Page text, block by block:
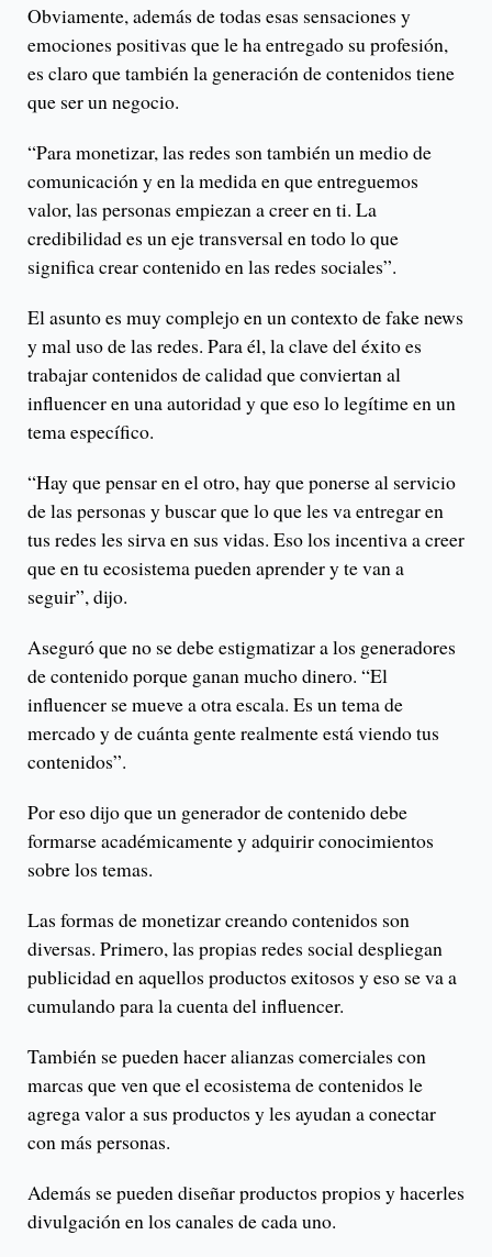
Obviamente, además de todas esas sensaciones y
emociones positivas que le ha entregado su profesión,
es claro que también la generación de contenidos tiene
que ser un negocio.
“Para monetizar, las redes son también un medio de
comunicación y en la medida en que entreguemos
valor, las personas empiezan a creer en ti. La
credibilidad es un eje transversal en todo lo que
significa crear contenido en las redes sociales”.
El asunto es muy complejo en un contexto de fake news
y mal uso de las redes. Para él, la clave del éxito es
trabajar contenidos de calidad que conviertan al
influencer en una autoridad y que eso lo legítime en un
tema específico.
“Hay que pensar en el otro, hay que ponerse al servicio
de las personas y buscar que lo que les va entregar en
tus redes les sirva en sus vidas. Eso los incentiva a creer
que en tu ecosistema pueden aprender y te van a
seguir”, dijo.
Aseguró que no se debe estigmatizar a los generadores
de contenido porque ganan mucho dinero. “El
influencer se mueve a otra escala. Es un tema de
mercado y de cuánta gente realmente está viendo tus
contenidos”.
Por eso dijo que un generador de contenido debe
formarse académicamente y adquirir conocimientos
sobre los temas.
Las formas de monetizar creando contenidos son
diversas. Primero, las propias redes social despliegan
publicidad en aquellos productos exitosos y eso se va a
cumulando para la cuenta del influencer.
También se pueden hacer alianzas comerciales con
marcas que ven que el ecosistema de contenidos le
agrega valor a sus productos y les ayudan a conectar
con más personas.
Además se pueden diseñar productos propios y hacerles
divulgación en los canales de cada uno.